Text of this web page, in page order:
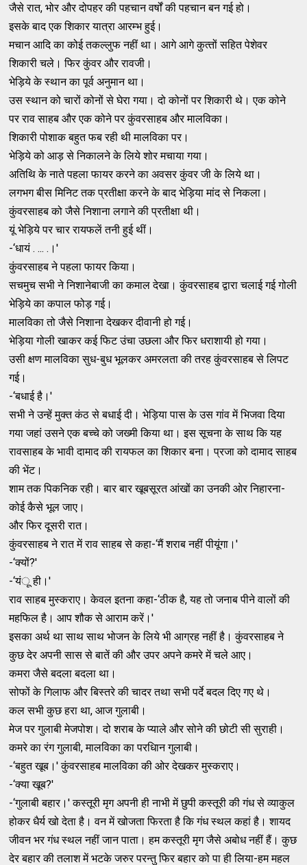
जैसे रात, भोर और दोपहर की पहचान वर्षों की पहचान बन गई हो।
इसके बाद एक शिकार यात्रा आरम्‍भ हुई।
मचान आदि का कोई तकल्‍लुफ नहीं था। आगे आगे कुत्‍तों सहित पेशेवर
शिकारी चले। फिर कुंवर और रावजी।
भेड़िये के स्‍थान का पूर्व अनुमान था।
उस स्‍थान को चारों कोनों से घेरा गया। दो कोनों पर शिकारी थे। एक कोने
पर राव साहब और एक कोने पर कुंवरसाहब और मालविका।
शिकारी पोशाक बहुत फब रही थी मालविका पर।
भेड़िये को आड़ से निकालने के लिये शोर मचाया गया।
अतिथि के नाते पहला फायर करने का अवसर कुंवर जी के लिये था।
लगभग बीस मिनिट तक प्रतीक्षा करने के बाद भेड़िया मांद से निकला।
कुंवरसाहब को जैसे निशाना लगाने की प्रतीक्षा थी।
यूं भेड़िये पर चार रायफलें तनी हुई थीं।
-‘धायं . ... .।'
कुंवरसाहब ने पहला फायर किया।
सचमुच सभी ने निशानेबाजी का कमाल देखा। कुंवरसाहब द्वारा चलाई गई गोली
भेड़िये का कपाल फोड़ गई।
मालविका तो जैसे निशाना देखकर दीवानी हो गई।
भेड़िया गोली खाकर कई फिट उंचा उछला और फिर धराशायी हो गया।
उसी क्षण मालविका सुध-बुध भूलकर अमरलता की तरह कुंवरसाहब से लिपट
गई।
-‘बधाई है।'
सभी ने उन्‍हें मुक्‍त कंठ से बधाई दी। भेड़िया पास के उस गांव में भिजवा दिया
गया जहां उसने एक बच्‍चे को जख्‍मी किया था। इस सूचना के साथ कि यह
रावसाहब के भावी दामाद की रायफल का शिकार बना। प्रजा को दामाद साहब
की भेंट।
शाम तक पिकनिक रही। बार बार खूबसूरत आंखों का उनकी ओर निहारना-
कोई कैसे भूल जाए।
और फिर दूसरी रात।
कुंवरसाहब ने रात में राव साहब से कहा-‘मैं शराब नहीं पीयूंगा।'
-‘क्‍यों?'
-‘यंू ही।'
राव साहब मुस्‍कराए। केवल इतना कहा-‘ठीक है, यह तो जनाब पीने वालों की
महफिल है। आप शौक से आराम करें।'
इसका अर्थ था साथ साथ भोजन के लिये भी आग्रह नहीं है। कुंवरसाहब ने
कुछ देर अपनी सास से बातें की और उपर अपने कमरे में चले आए।
कमरा जैसे बदला बदला था।
सोफों के गिलाफ और बिस्‍तरे की चादर तथा सभी पर्दे बदल दिए गए थे।
कल सभी कुछ हरा था, आज गुलाबी।
मेज पर गुलाबी मेजपोश। दो शराब के प्‍याले और सोने की छोटी सी सुराही।
कमरे का रंग गुलाबी, मालविका का परधिान गुलाबी।
-‘बहुत खूब।' कुंवरसाहब मालविका की ओर देखकर मुस्‍कराए।
-‘क्‍या खूब?'
-‘गुलाबी बहार।' कस्‍तूरी मृग अपनी ही नाभी में छुपी कस्‍तूरी की गंध से व्‍याकुल
होकर धैर्य खो देता है। वन में खोजता फिरता है कि गंध स्‍थल कहां है। शायद
जीवन भर गंध स्‍थल नहीं जान पाता। हम कस्‍तूरी मृग जैसे अबोध नहीं हैं। कुछ
देर बहार की तलाश में भटके जरुर परन्‍तु फिर बहार को पा ही लिया-हम महल